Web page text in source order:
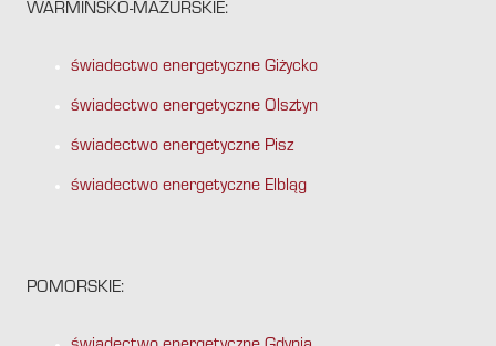
WARMIŃSKO-MAZURSKIE:
świadectwo energetyczne Giżycko
świadectwo energetyczne Olsztyn
świadectwo energetyczne Pisz
świadectwo energetyczne Elbląg
POMORSKIE: